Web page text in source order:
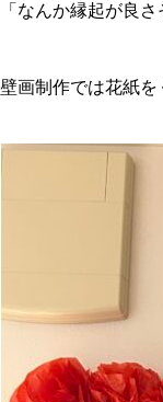
「なんか縁起が良
壁画制作では花紙